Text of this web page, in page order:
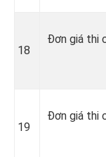
18
Đơn giá thi
19
Đơn giá thi